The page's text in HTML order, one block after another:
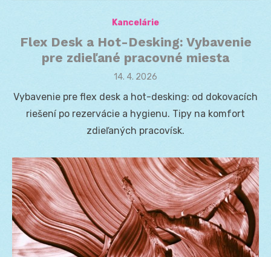
Kancelárie
Flex Desk a Hot-Desking: Vybavenie
pre zdieľané pracovné miesta
Posted
14. 4. 2026
Vybavenie pre flex desk a hot-desking: od dokovacích
riešení po rezervácie a hygienu. Tipy na komfort
zdieľaných pracovísk.